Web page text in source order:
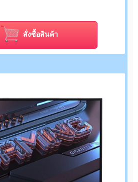
สั่งซื้อสินค้า